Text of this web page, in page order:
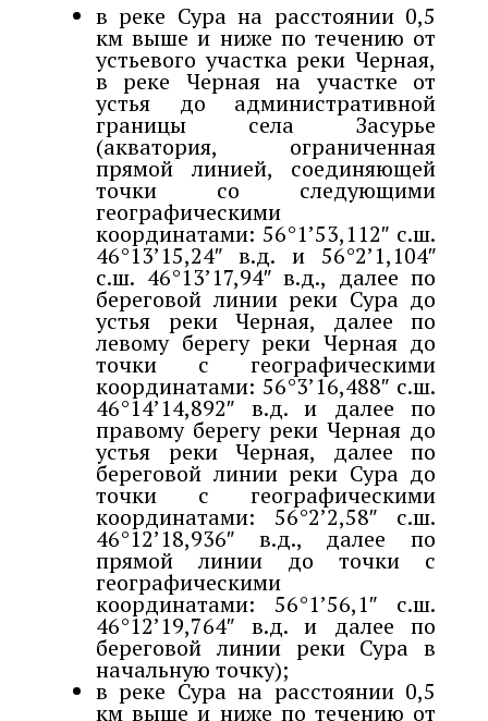
в реке Сура на расстоянии 0,5
км выше и ниже по течению от
устьевого участка реки Черная,
в реке Черная на участке от
устья до административной
границы села Засурье
(акватория, ограниченная
прямой линией, соединяющей
точки со следующими
географическими
координатами: 56°1’53,112″ с.ш.
46°13’15,24″ в.д. и 56°2’1,104″
с.ш. 46°13’17,94″ в.д., далее по
береговой линии реки Сура до
устья реки Черная, далее по
левому берегу реки Черная до
точки с географическими
координатами: 56°3’16,488″ с.ш.
46°14’14,892″ в.д. и далее по
правому берегу реки Черная до
устья реки Черная, далее по
береговой линии реки Сура до
точки с географическими
координатами: 56°2’2,58″ с.ш.
46°12’18,936″ в.д., далее по
прямой линии до точки с
географическими
координатами: 56°1’56,1″ с.ш.
46°12’19,764″ в.д. и далее по
береговой линии реки Сура в
начальную точку);
в реке Сура на расстоянии 0,5
км выше и ниже по течению от